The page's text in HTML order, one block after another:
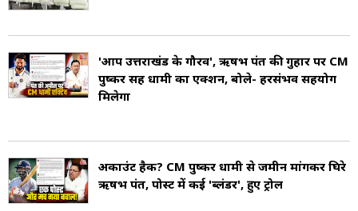
उत्तर प्रदेश की सीमा लगती है (Geographical
location). राज्य में हिन्दू धर्म की पवित्रतम और भारत
की सबसे बड़ी नदियां गंगा और यमुना (Ganges and
Yamuna) के उद्गम स्थल गंगोत्री और यमुनोत्री
बसे वैदिक संस्कृति के कई महत्त्वपूर्ण तीर्थस्थान इसी राज्य
में हैं.
'आप उत्तराखंड के गौरव', ऋषभ पंत की गुहार पर CM
पुष्कर सिंह धामी का एक्शन, बोले- हरसंभव सहयोग
मिलेगा
अकाउंट हैक? CM पुष्कर धामी से जमीन मांगकर घिरे
ऋषभ पंत, पोस्ट में कई 'ब्लंडर', हुए ट्रोल